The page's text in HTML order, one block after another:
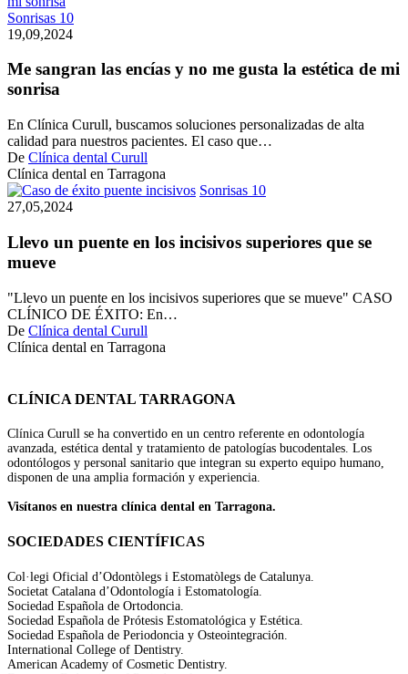
Sonrisas 10Me
encías
gusta
la
estética
de
mi
19,09,2024
Me sangran las encías y no me gusta la estética de mi
sonrisa
En Clínica Curull, buscamos soluciones personalizadas de alta
calidad para nuestros pacientes. El caso que…
De Clínica dental Curull
Clínica dental en Tarragona
Sonrisas 10Llevo
en
los
que
27,05,2024
Llevo un puente en los incisivos superiores que se
mueve
"Llevo un puente en los incisivos superiores que se mueve" CASO
CLÍNICO DE ÉXITO: En…
De Clínica dental Curull
Clínica dental en Tarragona
CLÍNICA DENTAL TARRAGONA
Clínica Curull se ha convertido en un centro referente en odontología
avanzada, estética dental y tratamiento de patologías bucodentales. Los
odontólogos y personal sanitario que integran su experto equipo humano,
disponen de una amplia formación y experiencia.
Visítanos en nuestra clínica dental en Tarragona.
SOCIEDADES CIENTÍFICAS
Col·legi Oficial d’Odontòlegs i Estomatòlegs de Catalunya.
Societat Catalana d’Odontología i Estomatología.
Sociedad Española de Ortodoncia.
Sociedad Española de Prótesis Estomatológica y Estética.
Sociedad Española de Periodoncia y Osteointegración.
International College of Dentistry.
American Academy of Cosmetic Dentistry.